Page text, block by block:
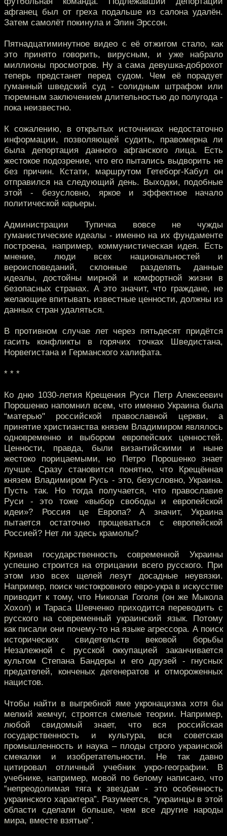
афганец был от греха подальше из салона удалён.
Затем самолёт покинула и Элин Эрссон.
Пятнадцатиминутное видео с её отжигом стало, как
это принято говорить, вирусным, и уже набрало
миллионы просмотров. Ну а сама девушка-доброхот
теперь предстанет перед судом. Чем её порадует
гуманный шведский суд - солидным штрафом или
тюремным заключением длительностью до полугода -
пока неизвестно.
К сожалению, в открытых источниках недостаточно
информации, позволяющей судить, правомерна ли
была депортация данного афганского лица. Есть
жестокое подозрение, что его пытались выдворить не
без причин. Кстати, маршрутом Гетеборг-Кабул он
отправился на следующий день. Выходки, подобные
этой - безусловно, яркое и эффектное начало
политической карьеры.
Администрации Тупичка вовсе не чужды
гуманистические идеалы - именно на их фундаменте
построена, например, коммунистическая идея. Есть
мнение, люди всех национальностей и
вероисповеданий, склонные разделять данные
идеалы, достойны мирной и комфортной жизни в
безопасных странах. А это значит, что граждане, не
желающие впитывать известные ценности, должны из
данных стран удаляться.
В противном случае лет через пятьдесят придётся
гасить конфликты в горячих точках Шведистана,
Норвегистана и Германского халифата.
* * *
Ко дню 1030-летия Крещения Руси Петр Алексеевич
Порошенко напомнил всем, что именно Украина была
“матерью" российской православной церкви, а
принятие христианства князем Владимиром являлось
одновременно и выбором европейских ценностей.
Ценности, правда, были византийскими и ныне
жестоко порицаемыми, но Петро Порошенко знает
лучше. Сразу становится понятно, что Крещённая
князем Владимиром Русь - это, безусловно, Украина.
Пусть так. Но тогда получается, что православие
Руси - это тоже «выбор свободы и европейской
идеи»? Россия це Европа? А значит, Украина
пытается остаточно прощеваться с европейской
Россией? Нет ли здесь крамолы?
Кривая государственность современной Украины
успешно строится на отрицании всего русского. При
этом изо всех щелей лезут досадные неувязки.
Например, поиск чистокровного евро-укра в искусстве
приводит к тому, что Николая Гоголя (он же Мыкола
Хохол) и Тараса Шевченко приходится переводить с
русского на современный украинский язык. Потому
как писали они почему-то на языке агрессора. А поиск
исторических свидетельств вековой борьбы
Незалежной с русской оккупацией заканчивается
культом Степана Бандеры и его друзей - гнусных
предателей, конченых дегенератов и отмороженных
нацистов.
Чтобы найти в выгребной яме укронацизма хотя бы
мелкий жемчуг, строятся смелые теории. Например,
любой свидомый знает, что вся российская
государственность и культура, вся советская
промышленность и наука – плоды строго украинской
смекалки и изобретательности. Не так давно
цитировал отличный учебник укро-географии. В
учебнике, например, мовой по белому написано, что
“непреодолимая тяга к звездам - ​​это особенность
украинского характера”. Разумеется, “украинцы в этой
области сделали больше, чем все другие народы
мира, вместе взятые”.